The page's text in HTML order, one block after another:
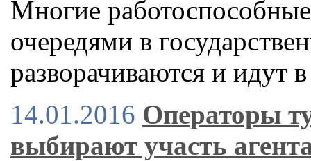
Многие
очередями в
разворачиваются и идут
14.01.2016 Операторы
выбирают участь